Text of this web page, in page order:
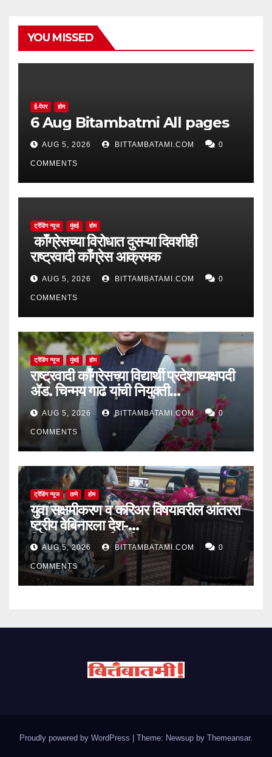
YOU MISSED
ई-पेपर होम
6 Aug Bitambatmi All pages
AUG 5, 2026 BITTAMBATAMI.COM 0
COMMENTS
ट्रेंडिंग न्यूज मुंबई होम
काँग्रेसच्या विरोधात दुसऱ्या दिवशीही
राष्ट्रवादी काँग्रेस आक्रमक
AUG 5, 2026 BITTAMBATAMI.COM 0
COMMENTS
ट्रेंडिंग न्यूज मुंबई होम
राष्ट्रवादी काँग्रेसच्या विद्यार्थी प्रदेशाध्यक्षपदी
ॲड. चिन्मय गाढे यांची नियुक्ती…
AUG 5, 2026 BITTAMBATAMI.COM 0
COMMENTS
ट्रेंडिंग न्यूज ठाणे होम
युवा सक्षमीकरण व करिअर विषयावरील आंतररा
ष्ट्रीय वेबिनारला देश-
विदेशातून उत्स्फूर्त प्रतिसाद
AUG 5, 2026 BITTAMBATAMI.COM 0
COMMENTS
Proudly powered by WordPress | Theme: Newsup by Themeansar.